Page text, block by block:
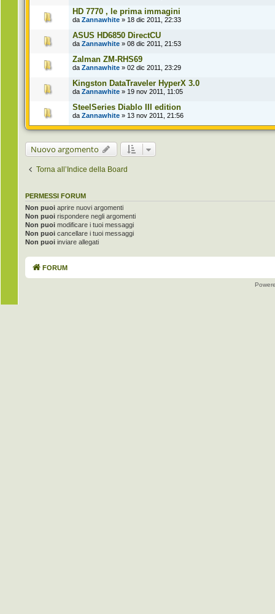
HD 7770 , le prima immagini
da Zannawhite » 18 dic 2011, 22:33
ASUS HD6850 DirectCU
da Zannawhite » 08 dic 2011, 21:53
Zalman ZM-RHS69
da Zannawhite » 02 dic 2011, 23:29
Kingston DataTraveler HyperX 3.0
da Zannawhite » 19 nov 2011, 11:05
SteelSeries Diablo III edition
da Zannawhite » 13 nov 2011, 21:56
Nuovo argomento
Torna all’Indice della Board
PERMESSI FORUM
Non puoi aprire nuovi argomenti
Non puoi rispondere negli argomenti
Non puoi modificare i tuoi messaggi
Non puoi cancellare i tuoi messaggi
Non puoi inviare allegati
FORUM